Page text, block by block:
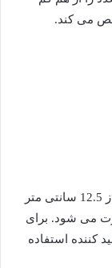
می کند.
زمانی که این اندازه بالای 5 اینچ یا معادل بیشتر از 12.5 سانتی متر
می شود. برای
کننده استفاده